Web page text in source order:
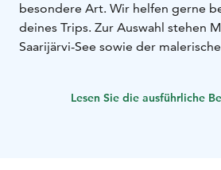
besondere Art. Wir helfen gerne
deines Trips. Zur Auswahl stehen
Saarijärvi-See sowie der
Lesen Sie die ausführliche